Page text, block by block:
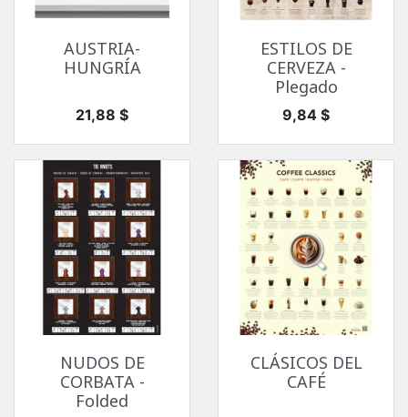
AUSTRIA-
HUNGRÍA
Precio
21,88 $
ESTILOS DE
CERVEZA -
Plegado
Precio
9,84 $
NUDOS DE
CORBATA -
Folded
CLÁSICOS DEL
CAFÉ